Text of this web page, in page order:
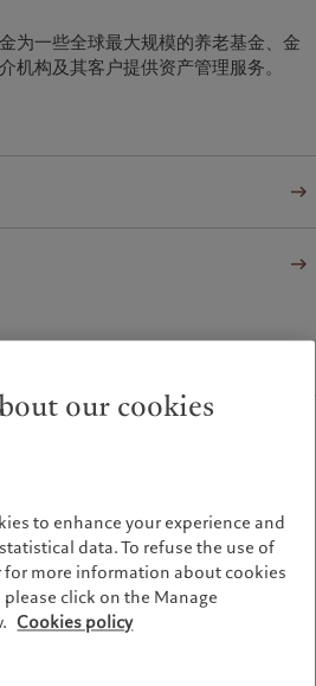
为一些全球最大规模的养老基金、金
机构及其客户提供资产管理服务。
理
们投资的公司建立负责任的合作
our cookies
to enhance your experience and
data. To refuse the use of
for more information about cookies
click on the Manage
Cookies policy